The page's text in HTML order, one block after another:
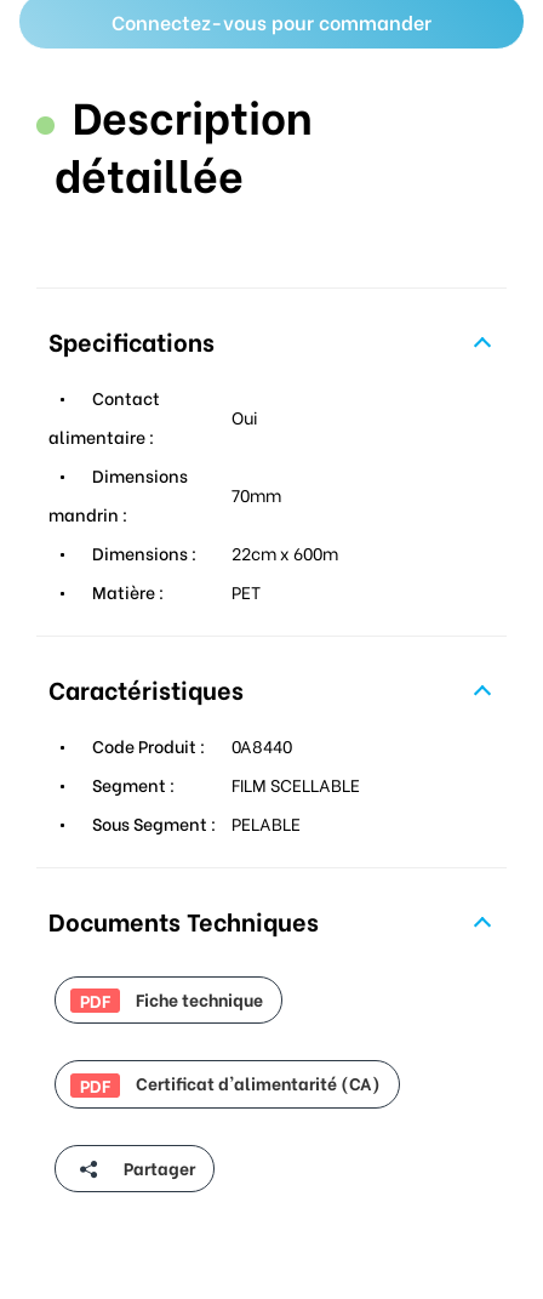
Connectez-vous pour commander
Description
détaillée
Specifications
Contact
alimentaire :
Oui
Dimensions
mandrin :
70mm
Dimensions :
22cm x 600m
Matière :
PET
Caractéristiques
Code Produit :
0A8440
Segment :
FILM SCELLABLE
Sous Segment :
PELABLE
Documents Techniques
PDF Fiche technique
PDF Certificat d'alimentarité (CA)
Partager